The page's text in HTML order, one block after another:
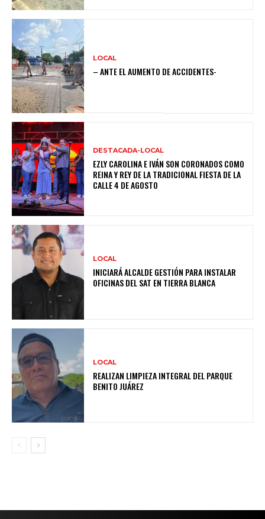
LOCAL
– ANTE EL AUMENTO DE ACCIDENTES-
DESTACADA-LOCAL
EZLY CAROLINA E IVÁN SON CORONADOS COMO
REINA Y REY DE LA TRADICIONAL FIESTA DE LA
CALLE 4 DE AGOSTO
LOCAL
INICIARÁ ALCALDE GESTIÓN PARA INSTALAR
OFICINAS DEL SAT EN TIERRA BLANCA
LOCAL
REALIZAN LIMPIEZA INTEGRAL DEL PARQUE
BENITO JUÁREZ